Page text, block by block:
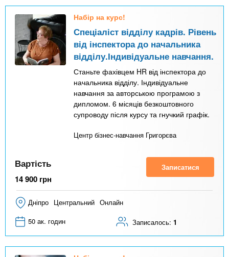
Набір на курс!
Спеціаліст відділу кадрів. Рівень
від інспектора до начальника
відділу.Індивідуальне навчання.
Станьте фахівцем HR від інспектора до
начальника відділу. Індивідуальне
навчання за авторською програмою з
дипломом. 6 місяців безкоштовного
супроводу після курсу та гнучкий графік.
Центр бізнес-навчання Григорєва
Вартість
14 900 грн
Записатися
Дніпро Центральний Онлайн
50 ак. годин
Записалось: 1